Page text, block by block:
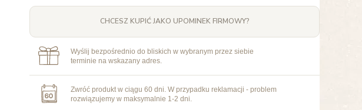
CHCESZ KUPIĆ JAKO UPOMINEK FIRMOWY?
Wyślij bezpośrednio do bliskich w wybranym przez siebie
terminie na wskazany adres.
Zwróć produkt w ciągu 60 dni. W przypadku reklamacji - problem
rozwiązujemy w maksymalnie 1-2 dni.